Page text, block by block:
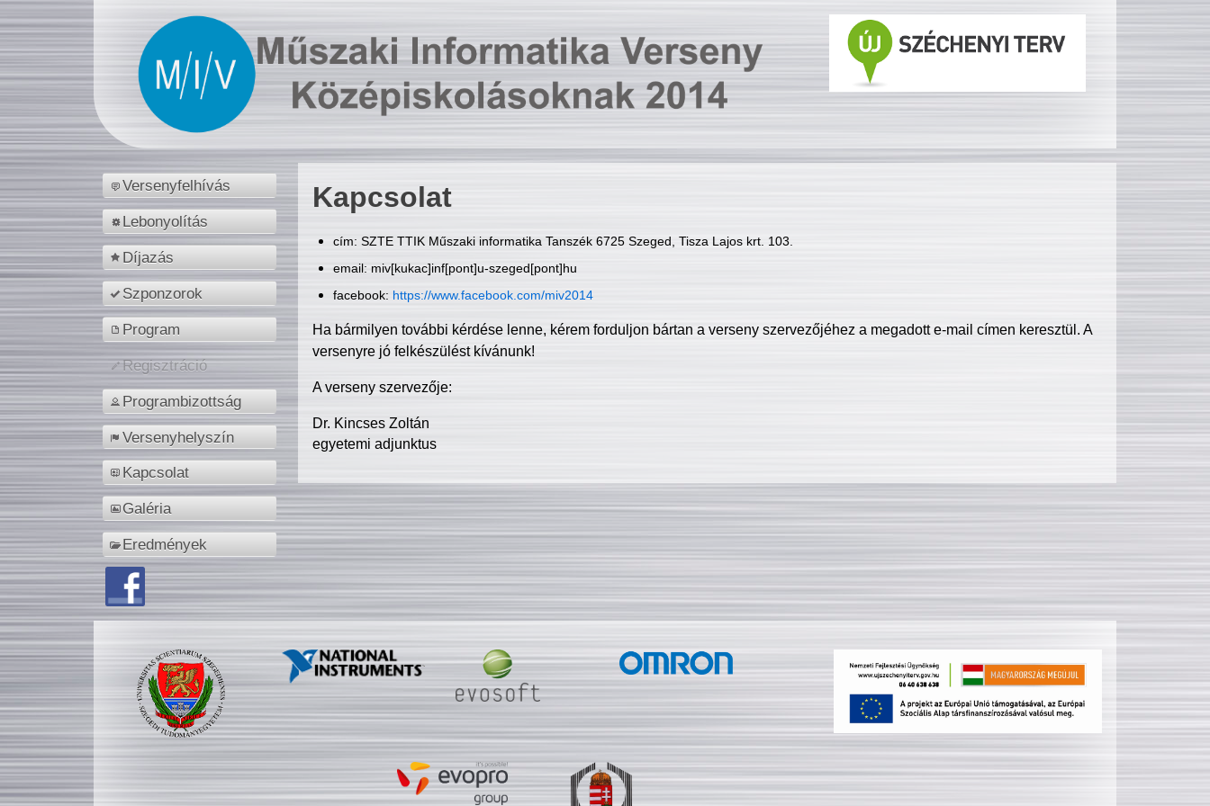
Versenyfelhívás
Lebonyolítás
Díjazás
Szponzorok
Program
Regisztráció
Programbizottság
Versenyhelyszín
Kapcsolat
Galéria
Eredmények
Kapcsolat
cím: SZTE TTIK Műszaki informatika Tanszék 6725 Szeged, Tisza Lajos krt. 103.
email: miv[kukac]inf[pont]u-szeged[pont]hu
facebook: https://www.facebook.com/miv2014
Ha bármilyen további kérdése lenne, kérem forduljon bártan a verseny szervezőjéhez a megadott e-mail címen keresztül. A
versenyre jó felkészülést kívánunk!
A verseny szervezője:
Dr. Kincses Zoltán
egyetemi adjunktus